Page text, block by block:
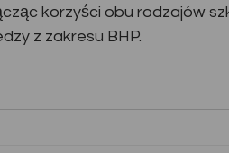
korzyści obu rodzajów
z zakresu BHP.